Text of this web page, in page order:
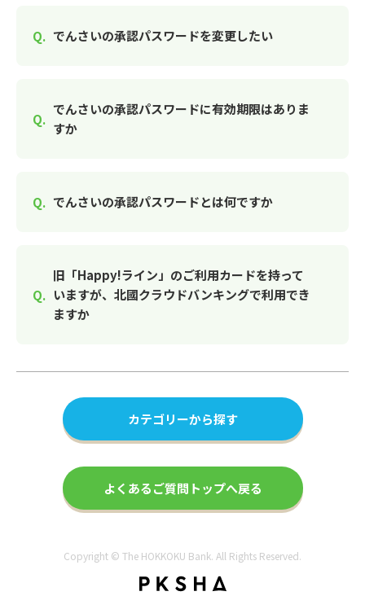
でんさいの承認パスワードを変更したい
でんさいの承認パスワードに有効期限はありま
すか
でんさいの承認パスワードとは何ですか
旧「Happy!ライン」のご利用カードを持って
いますが、北國クラウドバンキングで利用でき
ますか
カテゴリーから探す
よくあるご質問トップへ戻る
Copyright © The HOKKOKU Bank. All Rights Reserved.